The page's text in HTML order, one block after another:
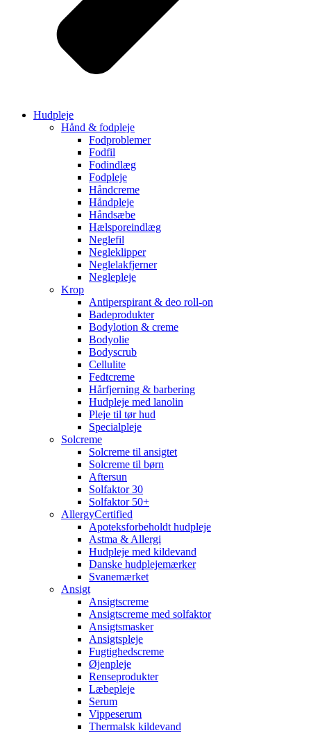
Hudpleje
Hånd & fodpleje
Fodproblemer
Fodfil
Fodindlæg
Fodpleje
Håndcreme
Håndpleje
Håndsæbe
Hælsporeindlæg
Neglefil
Negleklipper
Neglelakfjerner
Neglepleje
Krop
Antiperspirant & deo roll-on
Badeprodukter
Bodylotion & creme
Bodyolie
Bodyscrub
Cellulite
Fedtcreme
Hårfjerning & barbering
Hudpleje med lanolin
Pleje til tør hud
Specialpleje
Solcreme
Solcreme til ansigtet
Solcreme til børn
Aftersun
Solfaktor 30
Solfaktor 50+
AllergyCertified
Apoteksforbeholdt hudpleje
Astma & Allergi
Hudpleje med kildevand
Danske hudplejemærker
Svanemærket
Ansigt
Ansigtscreme
Ansigtscreme med solfaktor
Ansigtsmasker
Ansigtspleje
Fugtighedscreme
Øjenpleje
Renseprodukter
Læbepleje
Serum
Vippeserum
Thermalsk kildevand